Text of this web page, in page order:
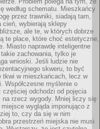
według schematu. Mieszkańcy
przez trawniki, siadają tam,
cień, wybierają sklepy
ale te, w których dobrze
te place, które choć estetyczne,
Miasto naprawdę inteligentne
zachowania, tylko je
wnioski. Jeśli ludzie nie
skweru, to być
tkwi w mieszkańcach, lecz w
Współczesne myślenie o
częściej odchodzi od pojęcia
na rzecz wygody. Mniej liczy się
wygląda imponująco z
to, czy da się w nim
przestrzeń miejska nie musi